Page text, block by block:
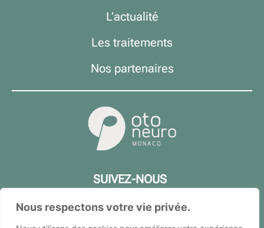
Nous respectons votre vie privée.
L’actualité
Les traitements
Nos partenaires
SUIVEZ-NOUS